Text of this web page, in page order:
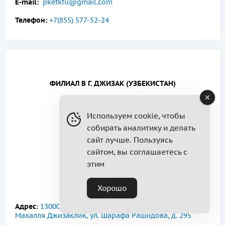
E-mail: pkefkfu@gmail.com
Телефон: +7(855) 577-52-24
ФИЛИАЛ В Г. ДЖИЗАК (УЗБЕКИСТАН)
ПН — ПТ
с 8:30 до 17:00
с 12:00 до 13:00
Адрес: 130000, Республика Узбекистан, г. Джизак,
Махалля Джизаклик, ул. Шарафа Рашидова, д. 295
Используем cookie, чтобы
собирать аналитику и делать
сайт лучше. Пользуясь
сайтом, вы соглашаетесь с
этим
Хорошо